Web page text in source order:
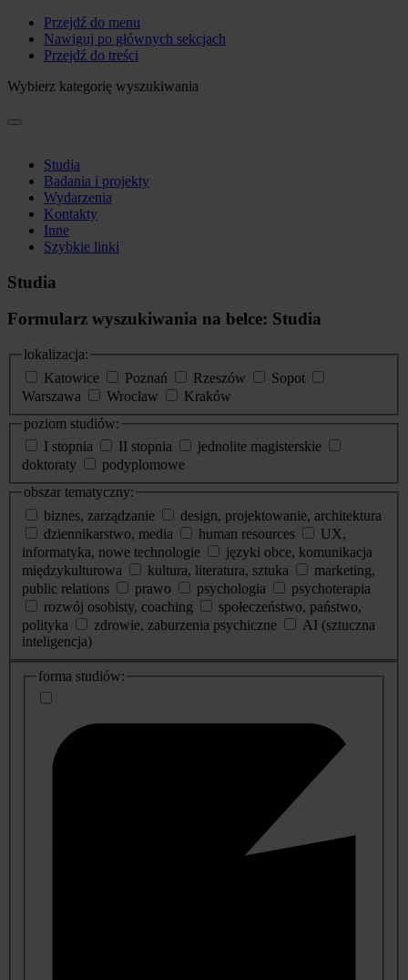
Przejdź do menu
Nawiguj po głównych sekcjach
Przejdź do treści
Wybierz kategorię wyszukiwania
Studia
Badania i projekty
Wydarzenia
Kontakty
Inne
Szybkie linki
Studia
Formularz wyszukiwania na belce: Studia
lokalizacja:
Katowice
Poznań Rzeszów
Sopot
Warszawa
Wrocław
Kraków
poziom studiów:
I stopnia
II stopnia
jednolite magisterskie
doktoraty
podyplomowe
obszar tematyczny:
biznes, zarządzanie
design, projektowanie, architektura
dziennikarstwo, media
human resources
UX,
informatyka, nowe technologie
języki obce, komunikacja
międzykulturowa
kultura, literatura, sztuka
marketing,
public relations
prawo psychologia
psychoterapia
rozwój osobisty, coaching
społeczeństwo, państwo,
polityka
zdrowie, zaburzenia psychiczne
AI (sztuczna
inteligencja)
dodatkowe
informacje
forma studiów: